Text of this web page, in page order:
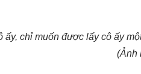
ấy, chỉ muốn được lấy cô ấy
(Ảnh